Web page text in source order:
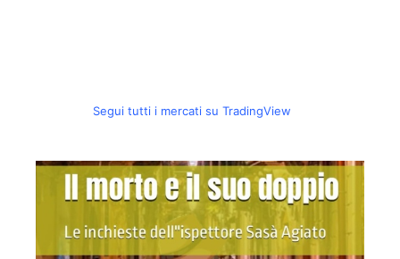
Segui tutti i mercati su TradingView